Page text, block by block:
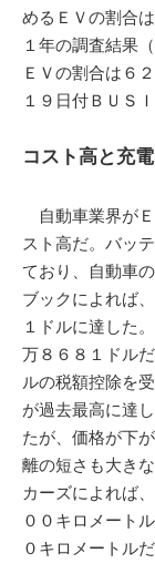
めるＥＶの割合
１年の調査結果
ＥＶの割合は６
１９日付ＢＵＳ
コスト高と充
自動車業界がＥ
スト高だ。バッ
ており、自動車
ブックによれば
１ドルに達した
万８６８１ドル
ルの税額控除を
が過去最高に達
たが、価格が下
離の短さも大き
カーズによれば
００キロメート
０キロメートルだ